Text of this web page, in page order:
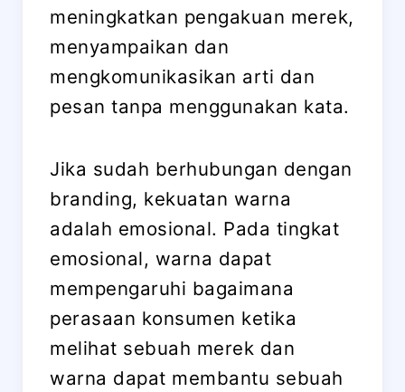
meningkatkan pengakuan merek,
menyampaikan dan
mengkomunikasikan arti dan
pesan tanpa menggunakan kata.
Jika sudah berhubungan dengan
branding, kekuatan warna
adalah emosional. Pada tingkat
emosional, warna dapat
mempengaruhi bagaimana
perasaan konsumen ketika
melihat sebuah merek dan
warna dapat membantu sebuah